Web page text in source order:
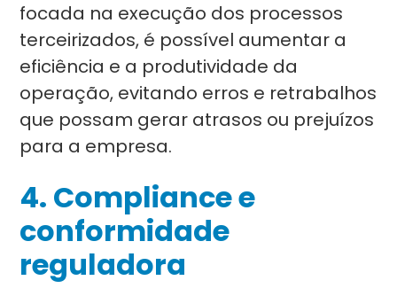
focada na execução dos processos
terceirizados, é possível aumentar a
eficiência e a produtividade da
operação, evitando erros e retrabalhos
que possam gerar atrasos ou prejuízos
para a empresa.
4. Compliance e
conformidade
reguladora